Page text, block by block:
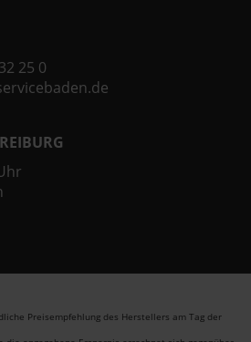
25 0
Preisempfehlung des Herstellers am Tag der